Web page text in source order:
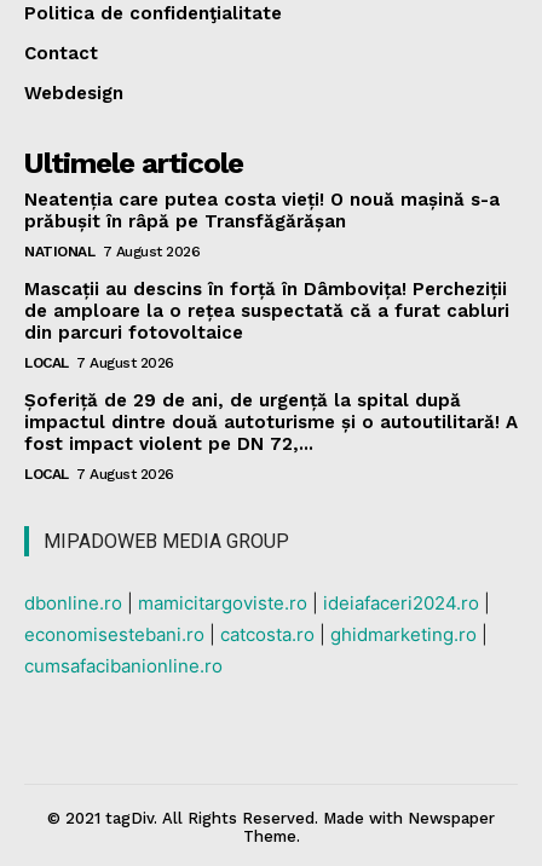
Politica de confidenţialitate
Contact
Webdesign
Ultimele articole
Neatenția care putea costa vieți! O nouă mașină s-a
prăbușit în râpă pe Transfăgărășan
NATIONAL 7 August 2026
Mascații au descins în forță în Dâmbovița! Percheziții
de amploare la o rețea suspectată că a furat cabluri
din parcuri fotovoltaice
LOCAL 7 August 2026
Șoferiță de 29 de ani, de urgență la spital după
impactul dintre două autoturisme și o autoutilitară! A
fost impact violent pe DN 72,...
LOCAL 7 August 2026
MIPADOWEB MEDIA GROUP
dbonline.ro mamicitargoviste.ro ideiafaceri2024.ro
economisestebani.ro
catcosta.ro ghidmarketing.ro
cumsafacibanionline.ro
© 2021 tagDiv. All Rights Reserved. Made with Newspaper
Theme.